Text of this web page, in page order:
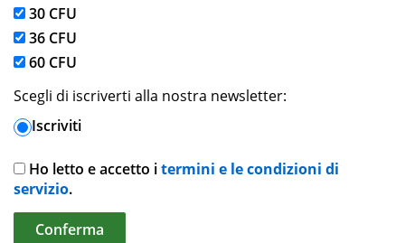
30 CFU
36 CFU
60 CFU
Scegli di iscriverti alla nostra newsletter:
Iscriviti
Ho letto e accetto itermini e le condizioni di
servizio.